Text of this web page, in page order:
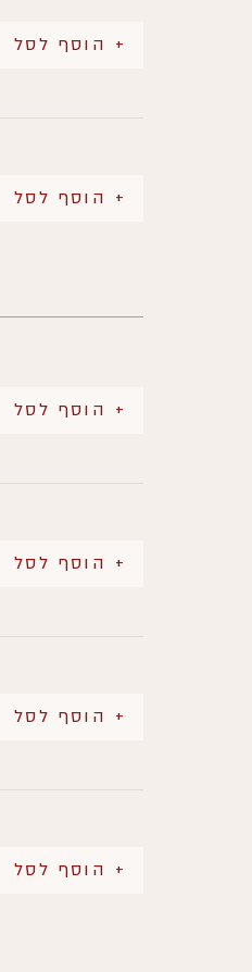
+ הוסף לסל
+ הוסף לסל
+ הוסף לסל
+ הוסף לסל
+ הוסף לסל
+ הוסף לסל